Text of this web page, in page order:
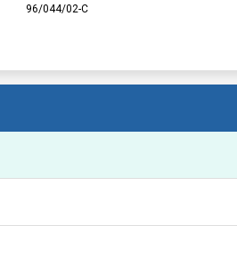
96/044/02-C